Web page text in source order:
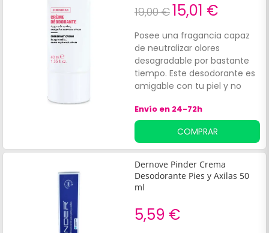
19,00 €15,01 €
Posee una fragancia capaz
de neutralizar olores
desagradable por bastante
tiempo. Este desodorante es
amigable con tu piel y no
transpiración.
Envío en 24-72h
COMPRAR
Dernove Pinder Crema
Desodorante Pies y Axilas 50
ml
5,59 €